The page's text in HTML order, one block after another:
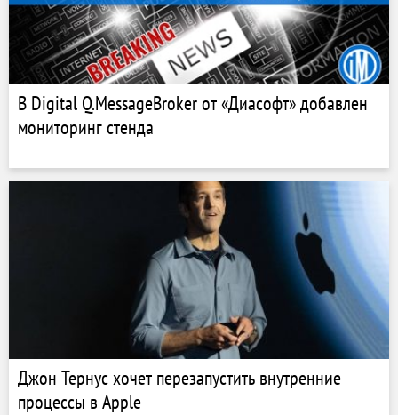
В Digital Q.MessageBroker от «Диасофт» добавлен
мониторинг стенда
Джон Тернус хочет перезапустить внутренние
процессы в Apple